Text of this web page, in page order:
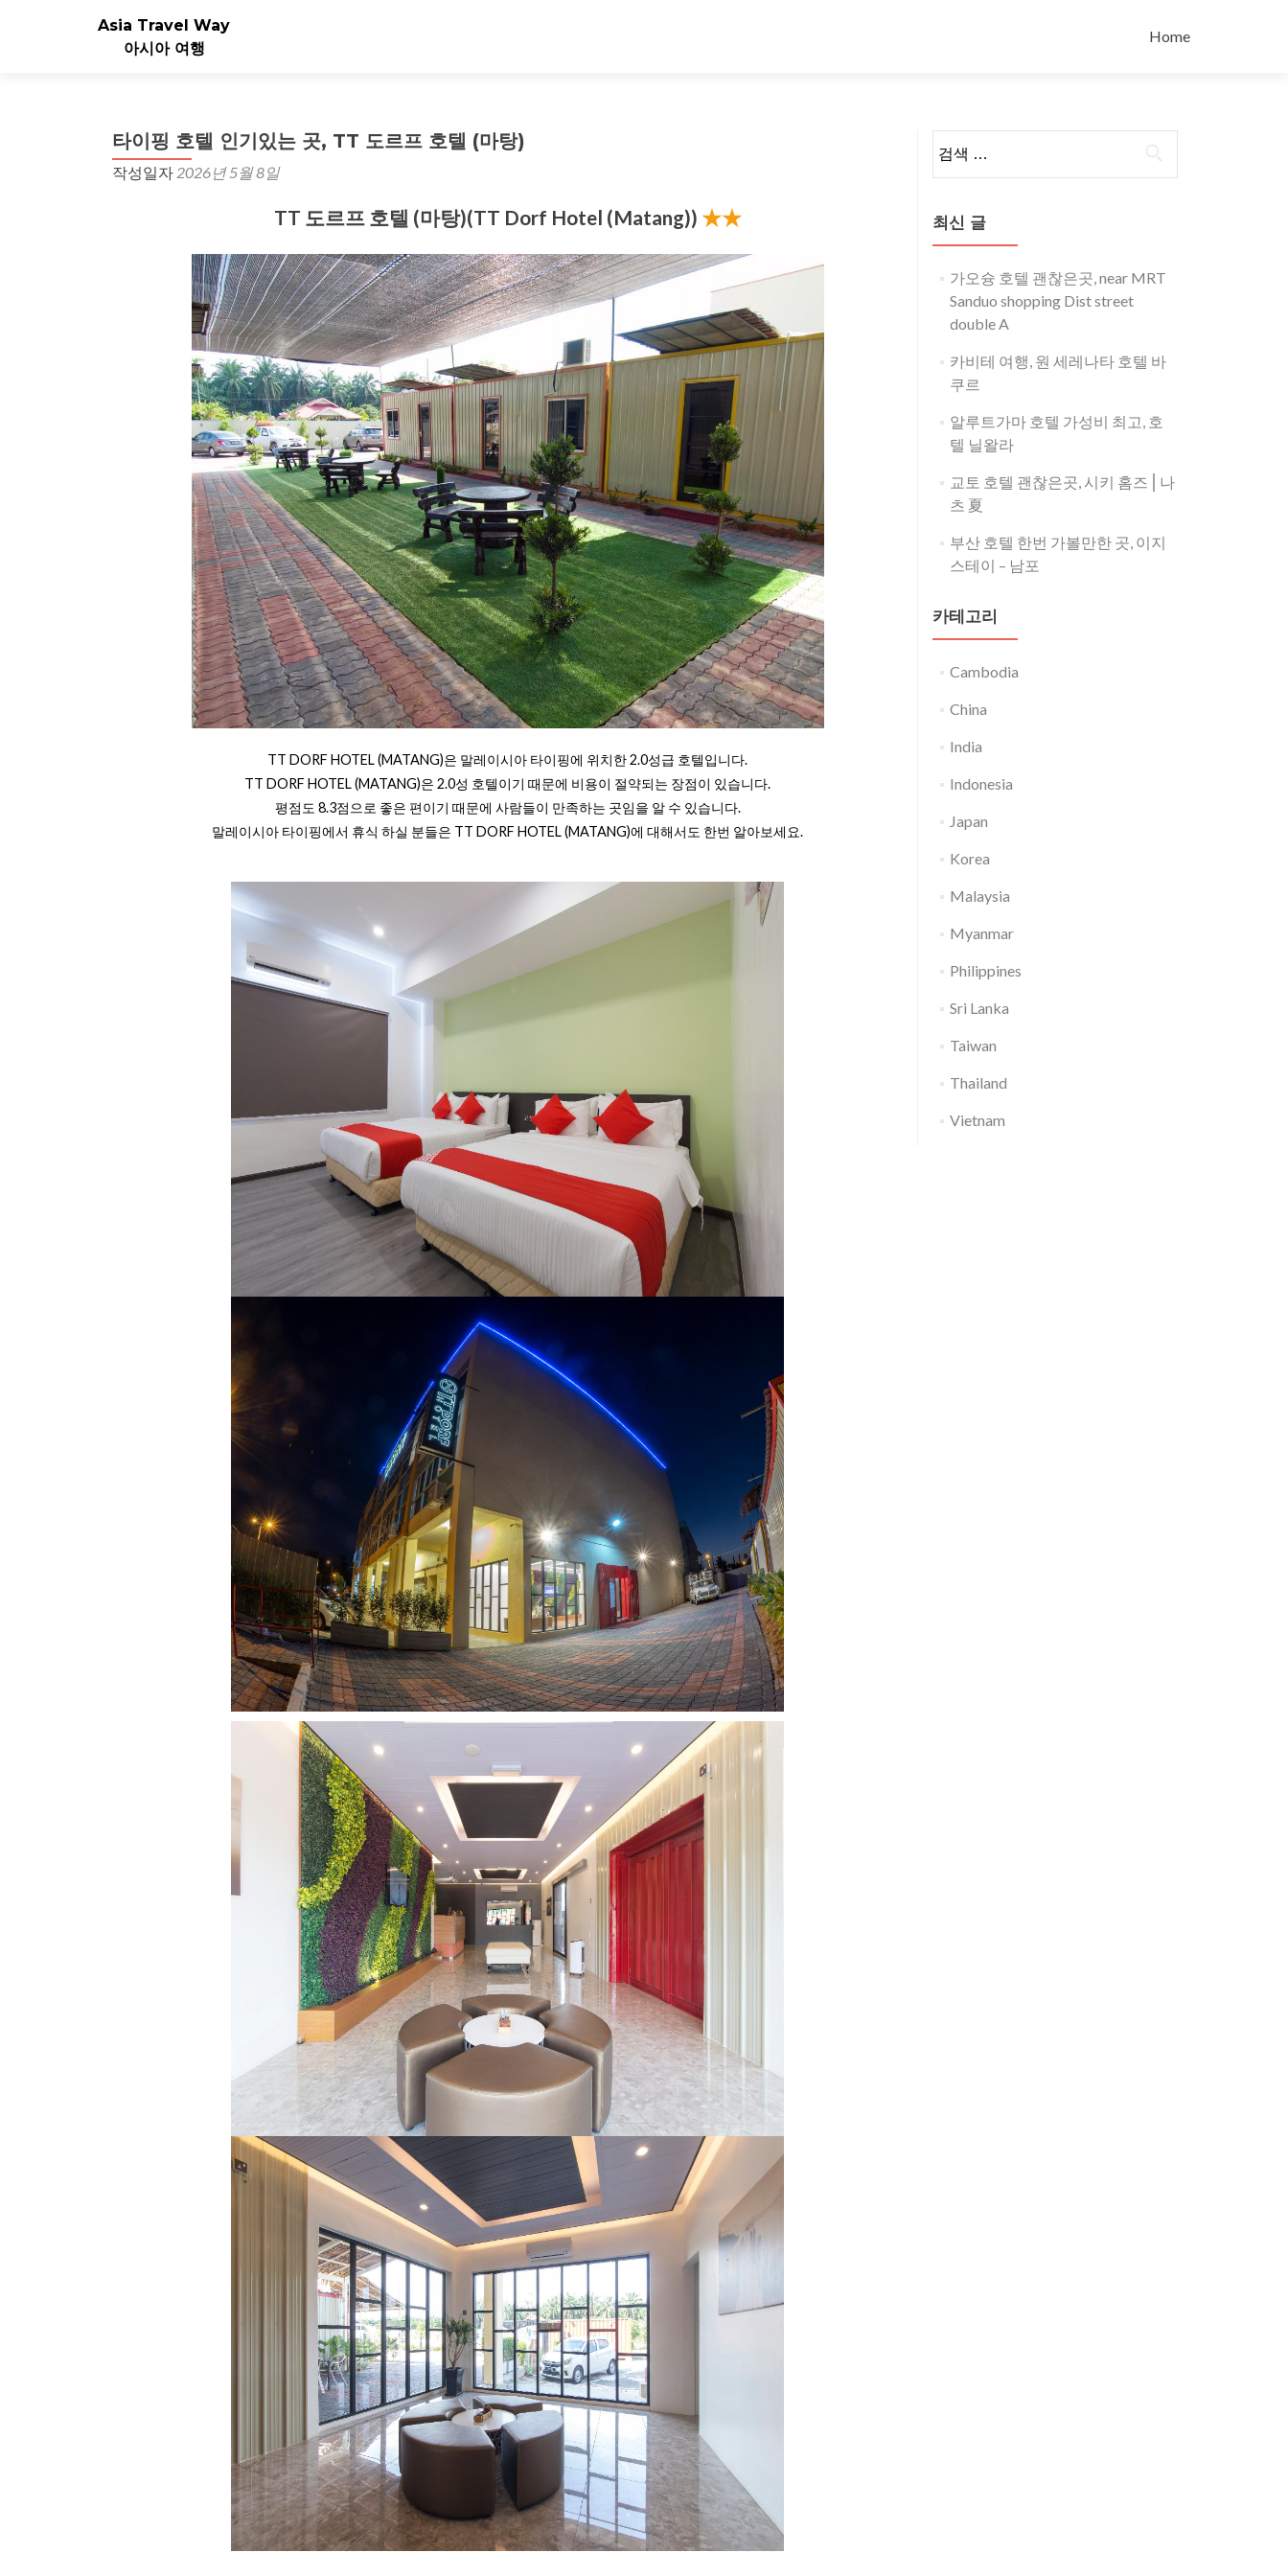
Asia Travel Way
아시아 여행
텐
Home
타이핑 호텔 인기있는 곳, TT 도르프 호텔 (마탕)
작성일자 2026년 5월 8일
TT 도르프 호텔 (마탕)(TT Dorf Hotel (Matang)) ★★
TT DORF HOTEL (MATANG)은 말레이시아 타이핑에 위치한 2.0성급 호텔입니다.
TT DORF HOTEL (MATANG)은 2.0성 호텔이기 때문에 비용이 절약되는 장점이 있습니다.
평점도 8.3점으로 좋은 편이기 때문에 사람들이 만족하는 곳임을 알 수 있습니다.
말레이시아 타이핑에서 휴식 하실 분들은 TT DORF HOTEL (MATANG)에 대해서도 한번 알아보세요.
색:
최신 글
가오슝 호텔 괜찮은곳, near MRT
Sanduo shopping Dist street
double A
카비테 여행, 원 세레나타 호텔 바
쿠르
알루트가마 호텔 가성비 최고, 호
텔 닐왈라
교토 호텔 괜찮은곳, 시키 홈즈⎪나
츠 夏
부산 호텔 한번 가볼만한 곳, 이지
스테이 – 남포
카테고리
Cambodia
China
India
Indonesia
Japan
Korea
Malaysia
Myanmar
Philippines
Sri Lanka
Taiwan
Thailand
Vietnam